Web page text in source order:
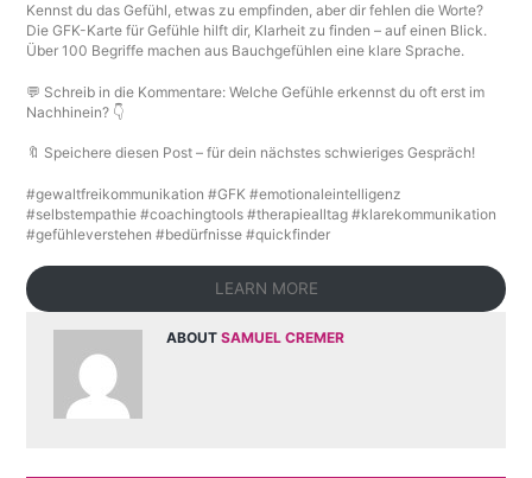
Kennst du das Gefühl, etwas zu empfinden, aber dir fehlen die Worte?
Die GFK-Karte für Gefühle hilft dir, Klarheit zu finden – auf einen Blick.
Über 100 Begriffe machen aus Bauchgefühlen eine klare Sprache.
💬 Schreib in die Kommentare: Welche Gefühle erkennst du oft erst im
Nachhinein? 👇
🔖 Speichere diesen Post – für dein nächstes schwieriges Gespräch!
#gewaltfreikommunikation #GFK #emotionaleintelligenz
#selbstempathie #coachingtools #therapiealltag #klarekommunikation
#gefühleverstehen #bedürfnisse #quickfinder
LEARN MORE
ABOUT SAMUEL CREMER